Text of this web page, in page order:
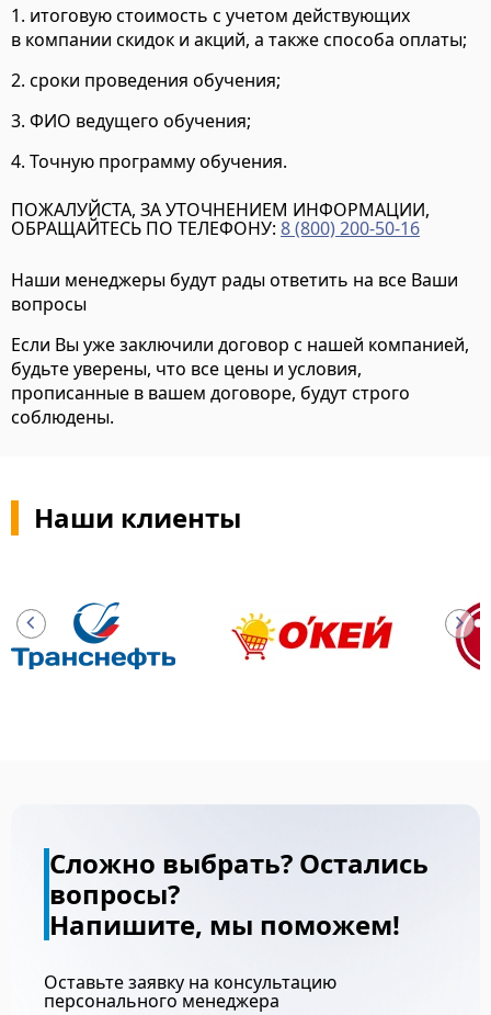
1. итоговую стоимость с учетом действующих
в компании скидок и акций, а также способа оплаты;
2. сроки проведения обучения;
3. ФИО ведущего обучения;
4. Точную программу обучения.
ПОЖАЛУЙСТА, ЗА УТОЧНЕНИЕМ ИНФОРМАЦИИ,
ОБРАЩАЙТЕСЬ ПО ТЕЛЕФОНУ: 8 (800) 200-50-16
Наши менеджеры будут рады ответить на все Ваши
вопросы
Если Вы уже заключили договор с нашей компанией,
будьте уверены, что все цены и условия,
прописанные в вашем договоре, будут строго
соблюдены.
Наши клиенты
Сложно выбрать? Остались
вопросы?
Напишите, мы поможем!
Оставьте заявку на консультацию
персонального менеджера